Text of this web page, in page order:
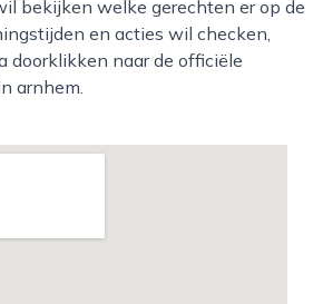
bekijken welke gerechten er op de
en acties wil checken,
doorklikken naar de officiële
arnhem.